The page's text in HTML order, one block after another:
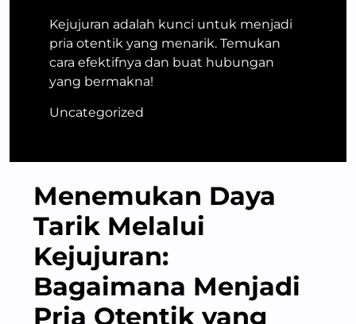
Kejujuran adalah kunci untuk menjadi
pria otentik yang menarik. Temukan
cara efektifnya dan buat hubungan
yang bermakna!
Uncategorized
Menemukan Daya
Tarik Melalui
Kejujuran:
Bagaimana Menjadi
Pria Otentik yang